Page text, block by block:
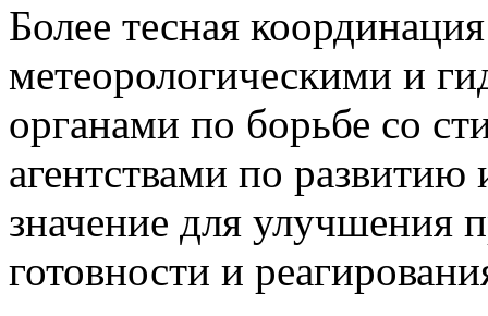
Более тесная
метеорологическими и
органами по борьбе со
агентствами по
значение для улучшения
готовности и